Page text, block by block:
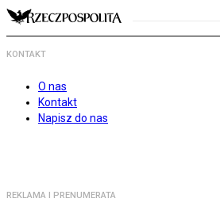
KONTAKT
O nas
Kontakt
Napisz do nas
REKLAMA I PRENUMERATA